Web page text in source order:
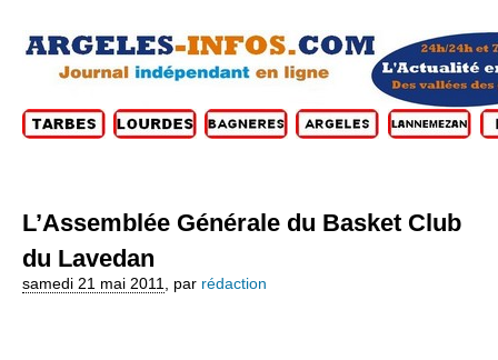
L’Assemblée Générale du Basket Club
du Lavedan
samedi 21 mai 2011 par rédaction